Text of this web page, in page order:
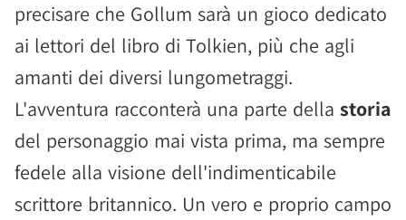
precisare che Gollum sarà un gioco dedicato
ai lettori del libro di Tolkien, più che agli
amanti dei diversi lungometraggi.
L'avventura racconterà una parte della storia
del personaggio mai vista prima, ma sempre
fedele alla visione dell'indimenticabile
scrittore britannico. Un vero e proprio campo